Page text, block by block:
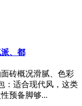
、都
砖概况滑腻、色彩
：适合现代风，这类
预备脚够...